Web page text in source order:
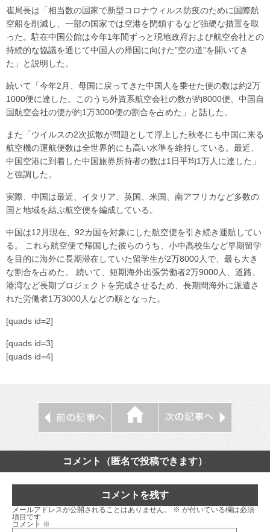
崔局長は「相当数の国家で新型コロナウィルス防疫のために国際航
空船を削減し、一部の国家では空港を閉鎖するなど強硬な措置を取
った。駐在中国公館は今年1年間ずっと現地政府および航空会社との
持続的な協議を通じて中国人の帰国に向けた”空の道”を開いてき
た」と説明した。
続いて「今年2月、母国に戻ってきた中国人を乗せた便の数は約2万
1000便に達した。このうち外資系航空会社の数が約8000便、中国自
国航空会社の便が約1万3000便の割合を占めた」と話した。
また「ウイルスの2次拡散が問題として浮上した秋冬にも中国に来る
航空機の運航便数は全世界的にも高い水準を維持している。最近、
中国空港に到着した中国旅券所持者の数は1日平均1万人に達した」
と強調した。
実際、中国は最近、イタリア、英国、米国、南アフリカなど多数の
国と地域を結ぶ航空便を編成している。
中国は12月現在、92カ国を対象にした航空便を引き続き運航してい
る。 これら航空便で帰国した彼らのうち、小中高校生など早期留学
を目的に海外に長期滞在していた留学生が2万8000人で、最も大き
な割合を占めた。 続いて、短期海外出張労働者2万9000人、道路、
港湾など長期プロジェクトを完成させるため、長期間海外に派遣さ
れた労働者1万3000人などの順となった。
[quads id=2]
[quads id=3]
[quads id=4]
コメント（匿名で投稿できます）
コメントを残す
メールアドレスが公開されることはありません。 ※ が付いている欄は必須
項目です
コメント ※